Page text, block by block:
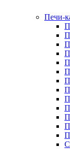
Печи-